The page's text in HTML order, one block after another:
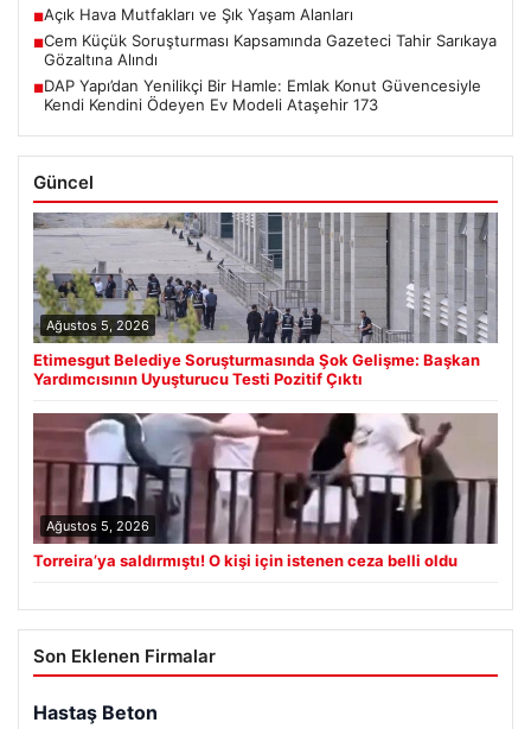
■Açık Hava Mutfakları ve Şık Yaşam Alanları
■Cem Küçük Soruşturması Kapsamında Gazeteci Tahir Sarıkaya
Gözaltına Alındı
■DAP Yapı’dan Yenilikçi Bir Hamle: Emlak Konut Güvencesiyle
Kendi Kendini Ödeyen Ev Modeli Ataşehir 173
Güncel
Ağustos 5, 2026
Etimesgut Belediye Soruşturmasında Şok Gelişme: Başkan
Yardımcısının Uyuşturucu Testi Pozitif Çıktı
Ağustos 5, 2026
Torreira’ya saldırmıştı! O kişi için istenen ceza belli oldu
Son Eklenen Firmalar